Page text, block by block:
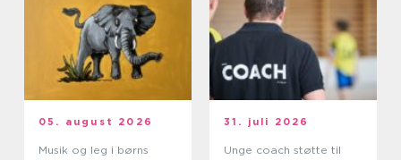
05. august 2026
Musik og leg i børns
31. juli 2026
Unge coach støtte til